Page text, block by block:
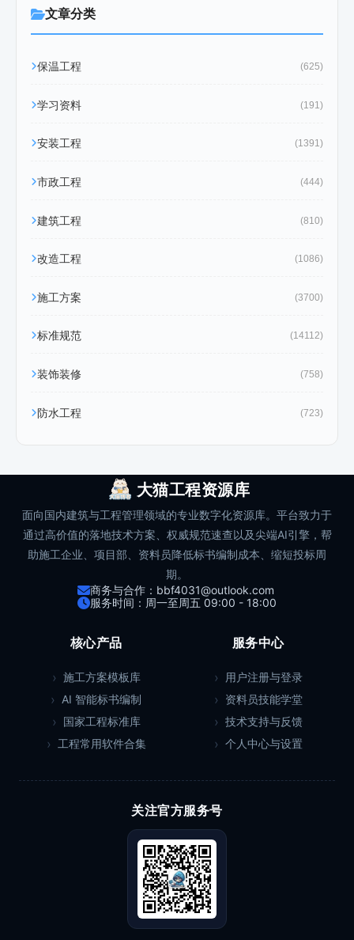
文章分类
保温工程 (625)
学习资料 (191)
安装工程 (1391)
市政工程 (444)
建筑工程 (810)
改造工程 (1086)
施工方案 (3700)
标准规范 (14112)
装饰装修 (758)
防水工程 (723)
大猫工程资源库
面向国内建筑与工程管理领域的专业数字化资源库。平台致力于
通过高价值的落地技术方案、权威规范速查以及尖端AI引擎，帮
助施工企业、项目部、资料员降低标书编制成本、缩短投标周
期。
商务与合作：bbf4031@outlook.com
服务时间：周一至周五 09:00 - 18:00
核心产品
施工方案模板库
AI 智能标书编制
国家工程标准库
工程常用软件合集
服务中心
用户注册与登录
资料员技能学堂
技术支持与反馈
个人中心与设置
关注官方服务号